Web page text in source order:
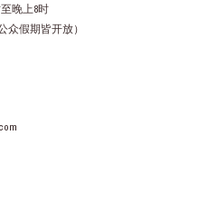
晚上8时
众假期皆开放）